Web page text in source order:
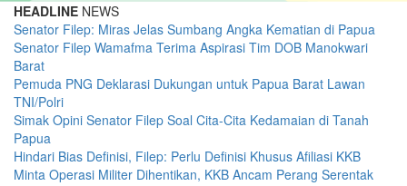
HEADLINE NEWS
Senator Filep: Miras Jelas Sumbang Angka Kematian di Papua
Senator Filep Wamafma Terima Aspirasi Tim DOB Manokwari
Barat
Pemuda PNG Deklarasi Dukungan untuk Papua Barat Lawan
TNI/Polri
Simak Opini Senator Filep Soal Cita-Cita Kedamaian di Tanah
Papua
Hindari Bias Definisi, Filep: Perlu Definisi Khusus Afiliasi KKB
Minta Operasi Militer Dihentikan, KKB Ancam Perang Serentak